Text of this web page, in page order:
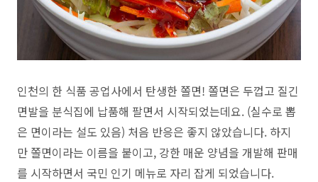
인천의 한 식품 공업사에서 탄생한 쫄면! 쫄면은 두껍고 질긴
면발을 분식집에 납품해 팔면서 시작되었는데요. (실수로 뽑
은 면이라는 설도 있음) 처음 반응은 좋지 않았습니다. 하지
만 쫄면이라는 이름을 붙이고, 강한 매운 양념을 개발해 판매
를 시작하면서 국민 인기 메뉴로 자리 잡게 되었습니다.